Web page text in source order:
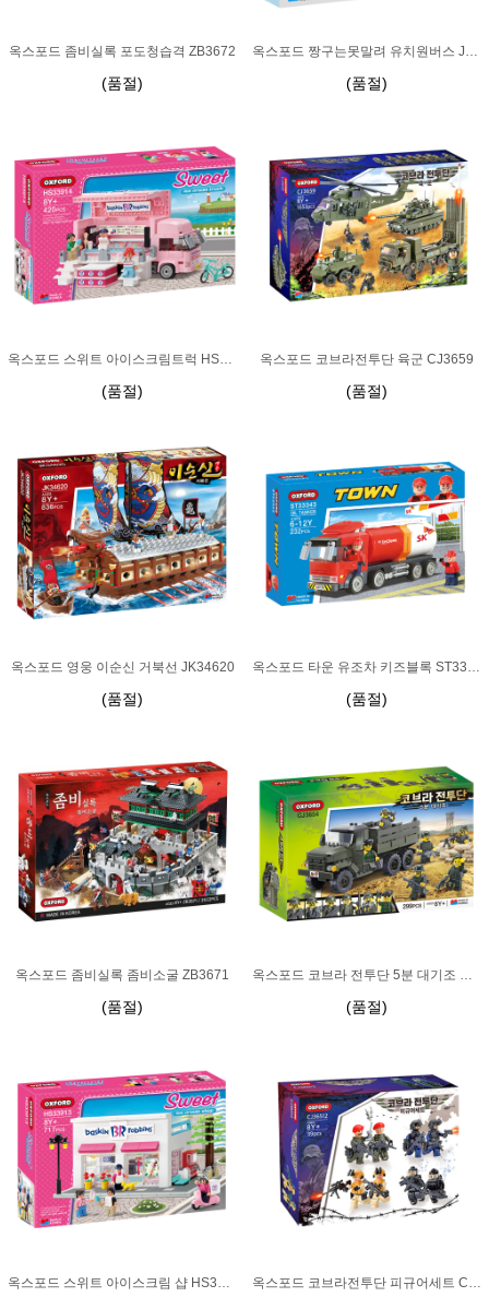
옥스포드 좀비실록 포도청습격 ZB3672
(품절)
옥스포드 짱구는못말려 유치원버스 JG3621
(품절)
옥스포드 스위트 아이스크림트럭 HS33914
(품절)
옥스포드 코브라전투단 육군 CJ3659
(품절)
옥스포드 영웅 이순신 거북선 JK34620
(품절)
옥스포드 타운 유조차 키즈블록 ST33343
(품절)
옥스포드 좀비실록 좀비소굴 ZB3671
(품절)
옥스포드 코브라 전투단 5분 대기조 CJ3654
(품절)
옥스포드 스위트 아이스크림 샵 HS33913 옥스포드 코브라전투단 피규어세트 CJ36512